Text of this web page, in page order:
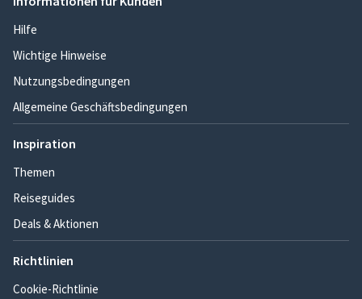
Hilfe
Wichtige Hinweise
Nutzungsbedingungen
Allgemeine Geschäftsbedingungen
Inspiration
Themen
Reiseguides
Deals & Aktionen
Richtlinien
Cookie-Richtlinie